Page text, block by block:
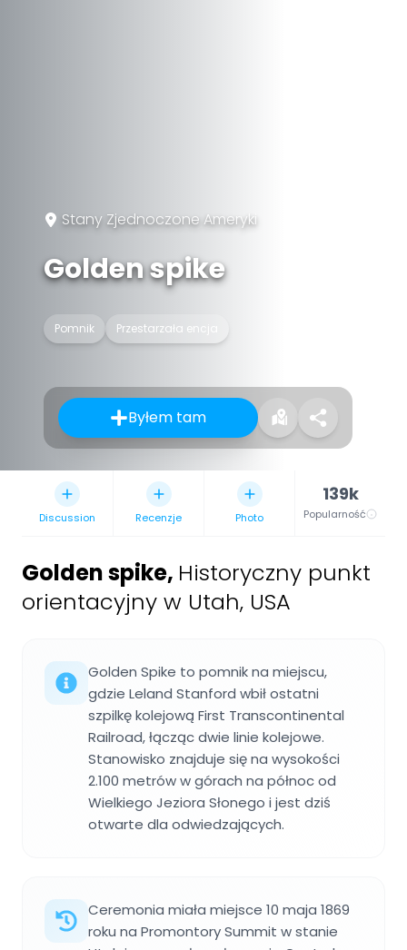
Stany Zjednoczone Ameryki
Golden spike
Pomnik Przestarzała encja
Byłem tam
Discussion Recenzje Photo
139k
Popularność
Golden spike, Historyczny punkt
orientacyjny w Utah, USA
Golden Spike to pomnik na miejscu,
gdzie Leland Stanford wbił ostatni
szpilkę kolejową First Transcontinental
Railroad, łącząc dwie linie kolejowe.
Stanowisko znajduje się na wysokości
2.100 metrów w górach na północ od
Wielkiego Jeziora Słonego i jest dziś
otwarte dla odwiedzających.
Ceremonia miała miejsce 10 maja 1869
roku na Promontory Summit w stanie